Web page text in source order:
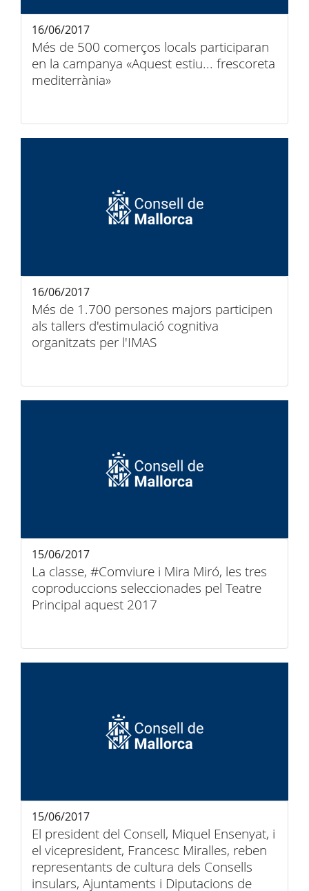
Més de 500 comerços locals participaran
en la campanya «Aquest estiu... frescoreta
mediterrània»
16/06/2017
Més de 1.700 persones majors participen
als tallers d'estimulació cognitiva
organitzats per l'IMAS
16/06/2017
La classe, #Comviure i Mira Miró, les tres
coproduccions seleccionades pel Teatre
Principal aquest 2017
15/06/2017
El president del Consell, Miquel Ensenyat, i
el vicepresident, Francesc Miralles, reben
representants de cultura dels Consells
insulars, Ajuntaments i Diputacions de
15/06/2017